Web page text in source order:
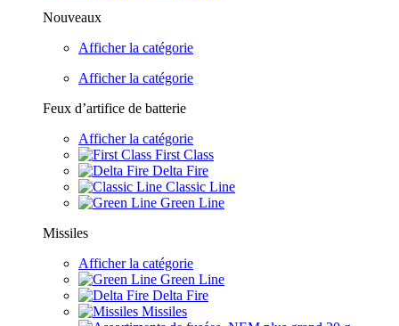
Nouveaux
Afficher la catégorie
Afficher la catégorie
Feux d’artifice de batterie
Afficher la catégorie
First Class
Delta Fire
Classic Line
Green Line
Missiles
Afficher la catégorie
Green Line
Delta Fire
Missiles